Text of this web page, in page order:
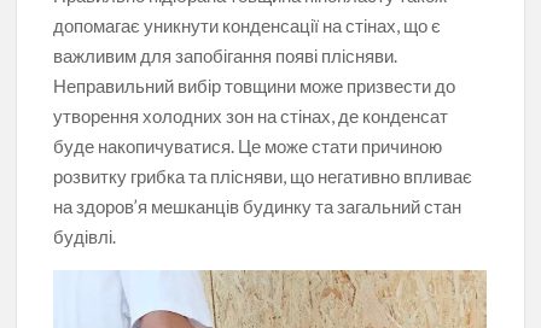
допомагає уникнути конденсації на стінах, що є
важливим для запобігання появі плісняви.
Неправильний вибір товщини може призвести до
утворення холодних зон на стінах, де конденсат
буде накопичуватися. Це може стати причиною
розвитку грибка та плісняви, що негативно впливає
на здоров’я мешканців будинку та загальний стан
будівлі.